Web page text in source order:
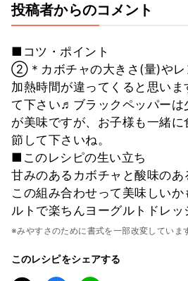
投稿者からのコメント
■コツ・ポイント
②＊カボチャの大きさ(量)やレ
加熱時間が違ってくると思いま
て下さい♬ブラックペッパーは
が美味ですが、お子様も一緒
節して下さいね。
■このレシピの生い立ち
甘みのあるカボチャと酸味のあ
この組み合わせって美味しい
ルトで楽ちんヨーグルトドレッ
※みやすさのために書式を一部改変していま
このレシピをシェアする